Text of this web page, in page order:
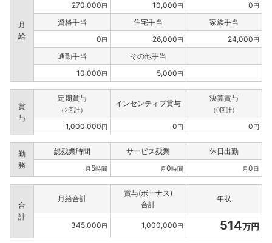
月
給
270,000円 10,000円 0円
資格手当 住宅手当
家族手当
0円 26,000円 24,000円
通勤手当
その他手当
10,000円 5,000円
賞
与
定期賞与
（2回計）
インセンティブ賞与
決算賞与
（0回計）
1,000,000円 0円 0円
勤
務
総残業時間 サービス残業 休日出勤
月 5時間 月0時間 月0日
合
計
月給合計
賞与(ボーナス)
合計
年収
345,000円 1,000,000円 514万円